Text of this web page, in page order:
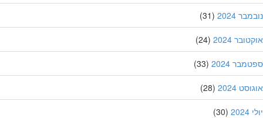
2024
(31)
2024
(24)
2024
(33)
2024
(28)
(30)